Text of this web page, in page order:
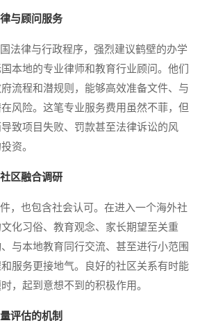
与顾问服务
律与行政程序，强烈建议鹤壁的办学
本地的专业律师和教育行业顾问。他们
流程和潜规则，能够高效准备文件、与
风险。这笔专业服务费用虽然不菲，但
致项目失败、罚款甚至法律诉讼的风
资。
区融合调研
也包含社会认可。在进入一个海外社
化习俗、教育观念、家长期望至关重
与本地教育同行交流、甚至进行小范围
服务更接地气。良好的社区关系有时能
，起到意想不到的积极作用。
评估的机制